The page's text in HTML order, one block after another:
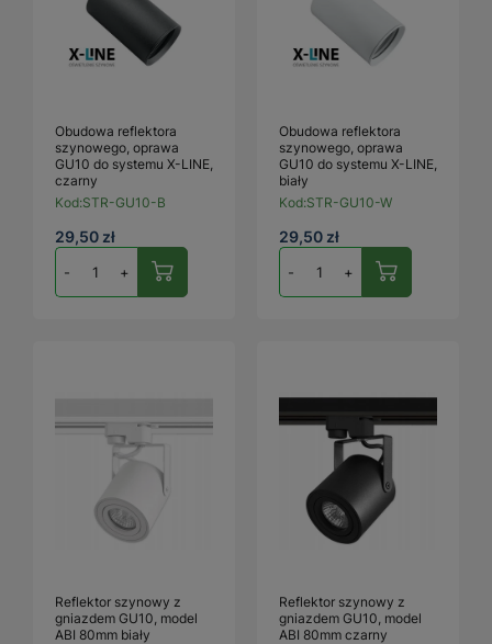
Obudowa reflektora
szynowego, oprawa
GU10 do systemu X-LINE,
czarny
Kod:STR-GU10-B
29,50 zł
- +
Obudowa reflektora
szynowego, oprawa
GU10 do systemu X-LINE,
biały
Kod:STR-GU10-W
29,50 zł
- +
Reflektor szynowy z
gniazdem GU10, model
ABI 80mm biały
Reflektor szynowy z
gniazdem GU10, model
ABI 80mm czarny